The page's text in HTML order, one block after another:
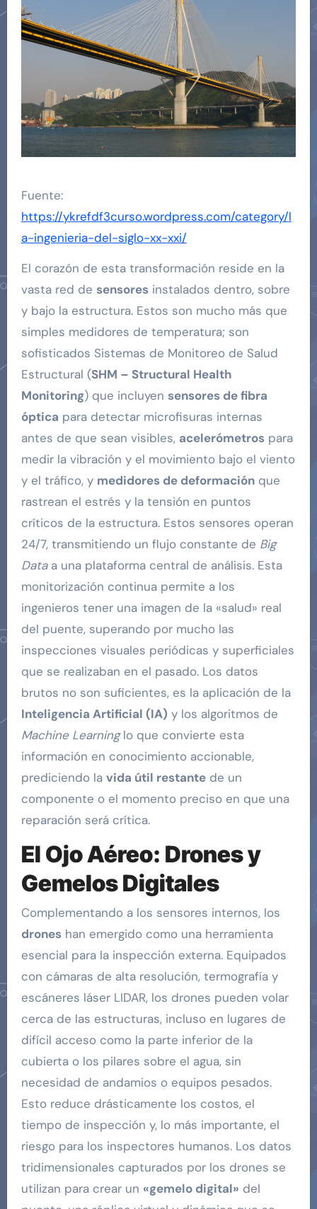
Fuente:
https://ykrefdf3curso.wordpress.com/category/l
a-ingenieria-del-siglo-xx-xxi/
El corazón de esta transformación reside en la
vasta red de sensoresinstalados dentro, sobre
y bajo la estructura. Estos son mucho más que
simples medidores de temperatura; son
sofisticados Sistemas de Monitoreo de Salud
Estructural (SHM – Structural Health
Monitoring) que incluyen sensores de fibra
óptica para detectar microfisuras internas
antes de que sean visibles, acelerómetrospara
medir la vibración y el movimiento bajo el viento
y el tráfico, y medidores de deformaciónque
rastrean el estrés y la tensión en puntos
críticos de la estructura. Estos sensores operan
24/7, transmitiendo un flujo constante de Big
Dataa una plataforma central de análisis. Esta
monitorización continua permite a los
ingenieros tener una imagen de la «salud» real
del puente, superando por mucho las
inspecciones visuales periódicas y superficiales
que se realizaban en el pasado. Los datos
brutos no son suficientes, es la aplicación de la
Inteligencia Artificial (IA) y los algoritmos de
Machine Learninglo que convierte esta
información en conocimiento accionable,
prediciendo la vida útil restantede un
componente o el momento preciso en que una
reparación será crítica.
El Ojo Aéreo: Drones y
Gemelos Digitales
Complementando a los sensores internos, los
droneshan emergido como una herramienta
esencial para la inspección externa. Equipados
con cámaras de alta resolución, termografía y
escáneres láser LIDAR, los drones pueden volar
cerca de las estructuras, incluso en lugares de
difícil acceso como la parte inferior de la
cubierta o los pilares sobre el agua, sin
necesidad de andamios o equipos pesados.
Esto reduce drásticamente los costos, el
tiempo de inspección y, lo más importante, el
riesgo para los inspectores humanos. Los datos
tridimensionales capturados por los drones se
utilizan para crear un «gemelo digital» del